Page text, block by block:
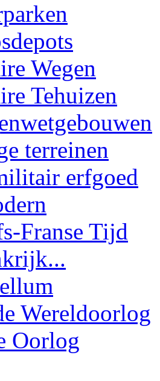
Wegen
Tehuizen
terreinen
erfgoed
Franse Tijd
Wereldoorlog
Oorlog